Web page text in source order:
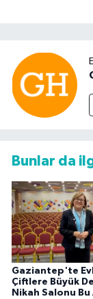
Bunlar da
Gaziantep'te
Çiftlere Büyük
Nikah Salonu Bu